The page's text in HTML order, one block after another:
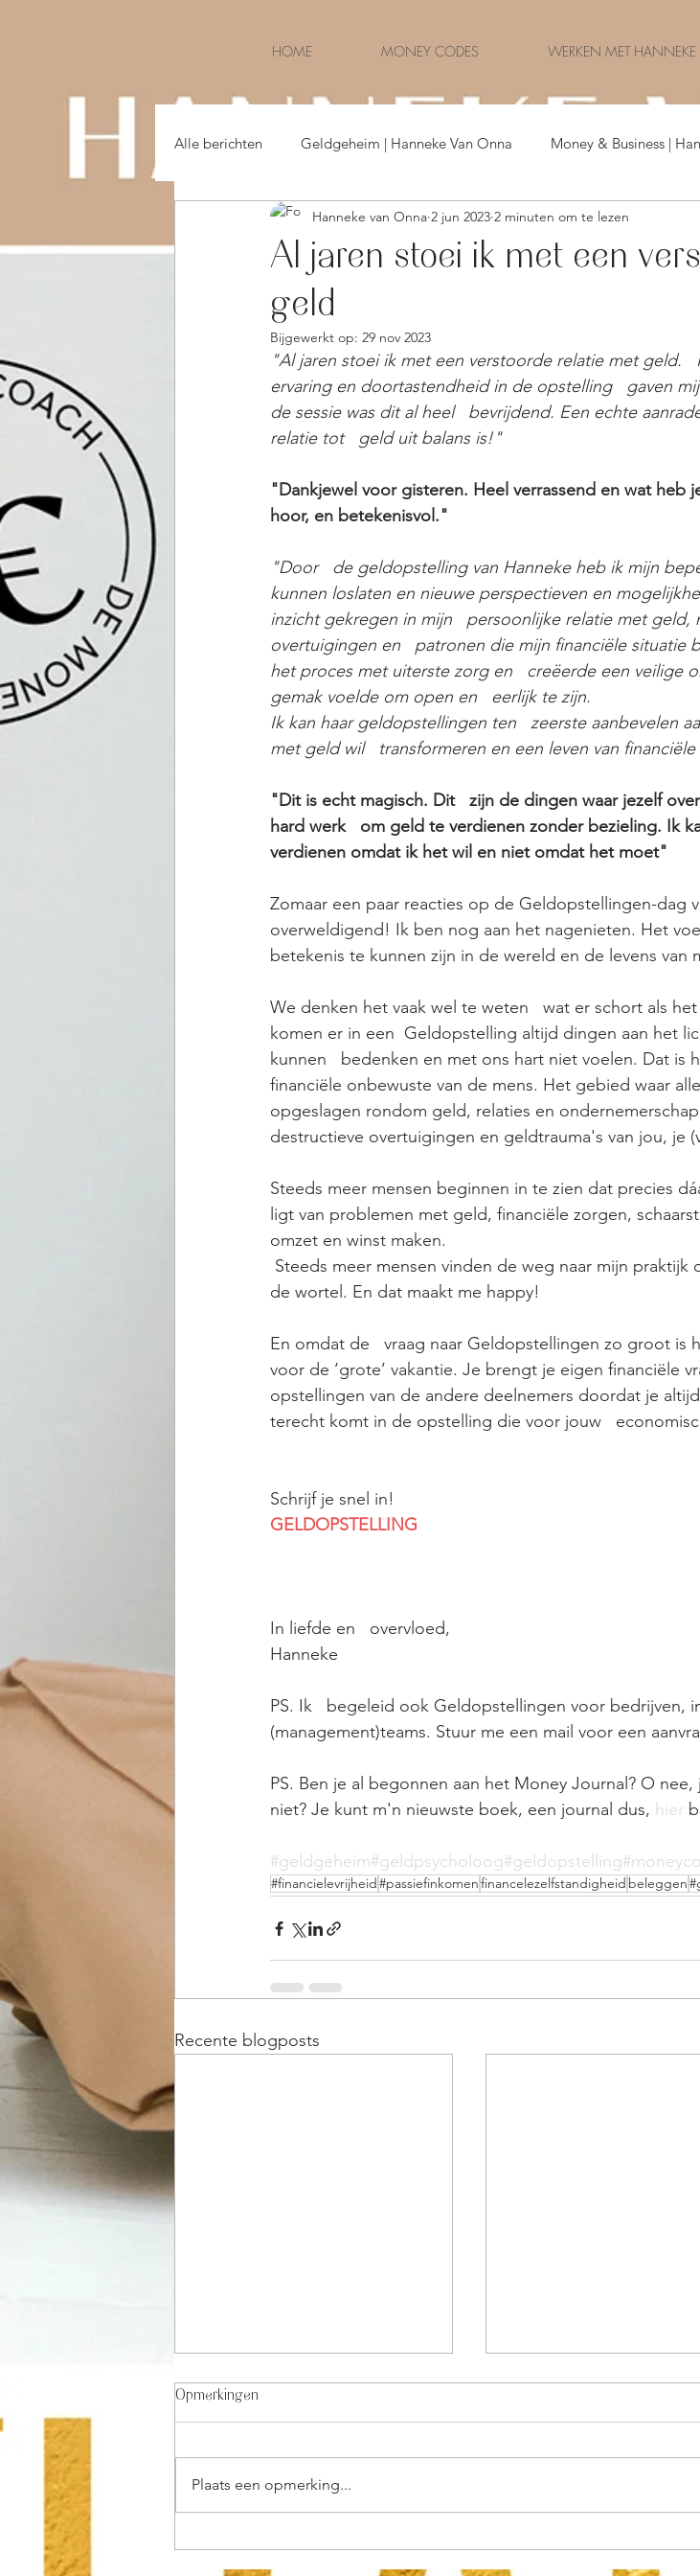
HOME MONEY CODES WERKEN MET HANNEKE
Alle berichten Geldgeheim | Hanneke Van Onna Money & Business |
Money & Life | Hanneke van Onna Money & Celebrities | Nederland
Al jaren stoei ik met een
geld
Hanneke van Onna 2 jun 2023 2 minuten om te lezen
Bijgewerkt op: 29 nov 2023
"Al jaren stoei ik met een verstoorde relatie met geld.
ervaring en doortastendheid in de opstelling   gaven
de sessie was dit al heel   bevrijdend. Een echte
relatie tot   geld uit balans is!"
"Dankjewel voor gisteren. Heel verrassend en wat heb
hoor, en betekenisvol."
"Door   de geldopstelling van Hanneke heb ik mijn
kunnen loslaten en nieuwe perspectieven en
inzicht gekregen in mijn   persoonlijke relatie met
overtuigingen en   patronen die mijn financiële situatie
het proces met uiterste zorg en   creëerde een veilige
gemak voelde om open en   eerlijk te zijn.
Ik kan haar geldopstellingen ten   zeerste aanbevelen
met geld wil   transformeren en een leven van
"Dit is echt magisch. Dit   zijn de dingen waar jezelf
hard werk   om geld te verdienen zonder bezieling. Ik
verdienen omdat ik het wil en niet omdat het moet"
Zomaar een paar reacties op de Geldopstellingen-dag
overweldigend! Ik ben nog aan het nagenieten. Het
betekenis te kunnen zijn in de wereld en de levens van
We denken het vaak wel te weten   wat er schort als
komen er in een  Geldopstelling altijd dingen aan het
kunnen   bedenken en met ons hart niet voelen. Dat is
financiële onbewuste van de mens. Het gebied waar
opgeslagen rondom geld, relaties en
destructieve overtuigingen en geldtrauma's van jou, je
Steeds meer mensen beginnen in te zien dat precies
ligt van problemen met geld, financiële zorgen,
omzet en winst maken.
de wortel. En dat maakt me happy!
En omdat de   vraag naar Geldopstellingen zo groot is
voor de ‘grote’ vakantie. Je brengt je eigen financiële
opstellingen van de andere deelnemers doordat je
terecht komt in de opstelling die voor jouw
Schrijf je snel in!
GELDOPSTELLING
In liefde en   overvloed,
Hanneke
PS. Ik   begeleid ook Geldopstellingen voor bedrijven,
(management)teams. Stuur me een mail voor een
PS. Ben je al begonnen aan het Money Journal? O
niet? Je kunt m'n nieuwste boek, een journal dus, hier
#geldgeheim#geldpsycholoog#geldopstelling
#financielevrijheid#passiefinkomenfinancelezelfstandigheid beleggen
Recente blogposts
Opmerkingen
Plaats een opmerking...